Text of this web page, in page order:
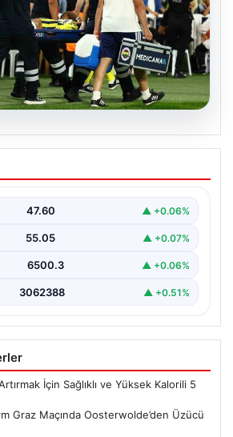
Sturm Graz Maçında
Üzücü Haber!
Sturm Graz'ı evinde ağırladı.
47.60 ▲ +0.06%
55.05 ▲ +0.07%
6500.3 ▲ +0.06%
3062388 ▲ +0.51%
İçin Sağlıklı ve Yüksek Kalorili 5
Graz Maçında Oosterwolde’den Üzücü